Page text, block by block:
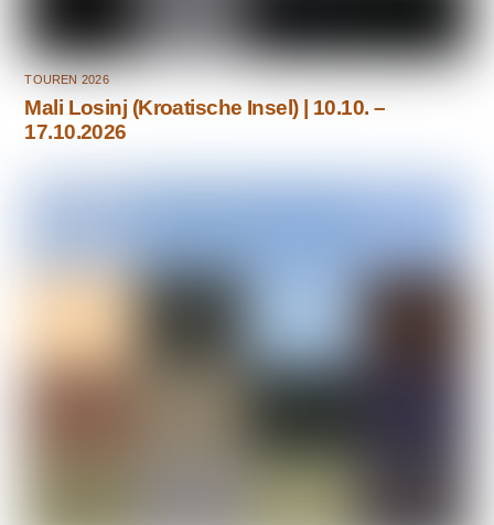
TOUREN 2026
Mali Losinj (Kroatische Insel) | 10.10. –
17.10.2026